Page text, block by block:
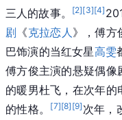
三人的故事。
[2][3][4]
剧 《克拉恋人 》，傅方
巴饰演的当红女星高雯
傅方俊主演的悬疑偶像
的暖男杜飞，在次年的
的性格。
[7][8] [9] 次年，